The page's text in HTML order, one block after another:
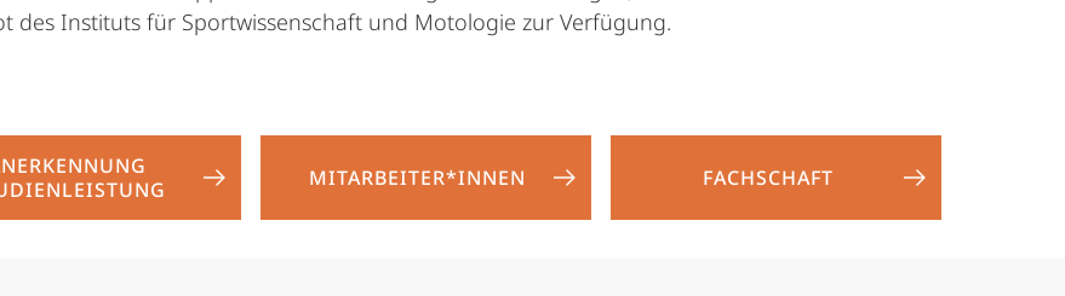
des Instituts für Sportwissenschaft und Motologie zur Verfügung.
MITARBEITER*INNEN FACHSCHAFT